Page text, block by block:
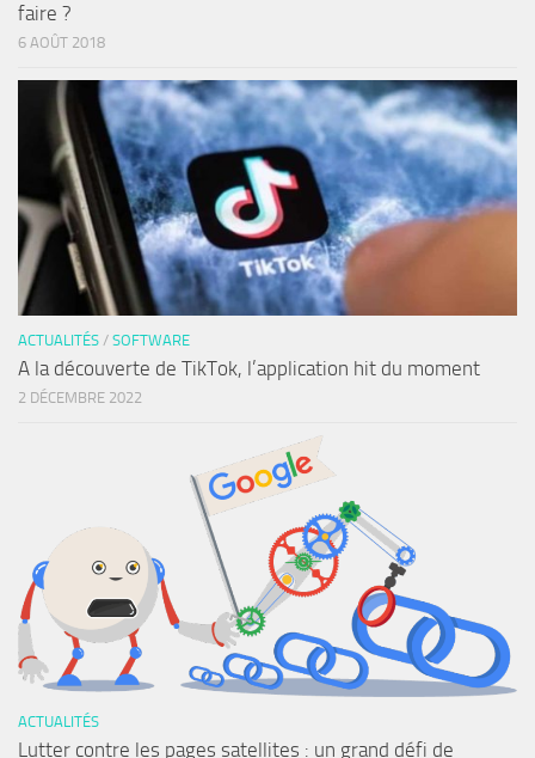
faire ?
6 AOÛT 2018
ACTUALITÉS / SOFTWARE
A la découverte de TikTok, l’application hit du moment
2 DÉCEMBRE 2022
ACTUALITÉS
Lutter contre les pages satellites : un grand défi de